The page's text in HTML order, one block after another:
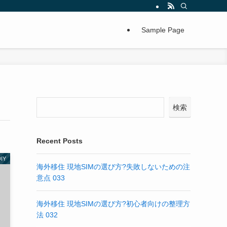
Sample Page
検索
Recent Posts
海外移住 現地SIMの選び方?失敗しないための注
意点 033
海外移住 現地SIMの選び方?初心者向けの整理方
法 032